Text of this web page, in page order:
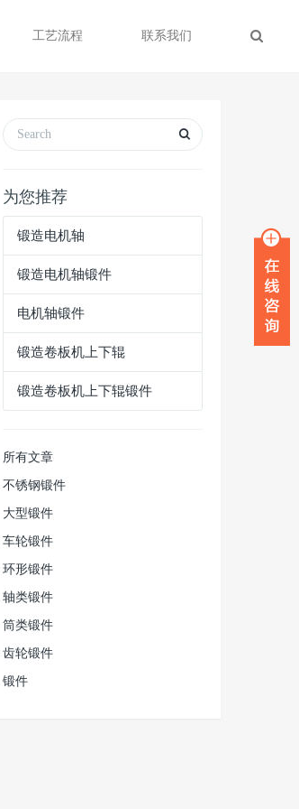
工艺流程 联系我们
为您推荐
锻造电机轴
锻造电机轴锻件
电机轴锻件
锻造卷板机上下辊
锻造卷板机上下辊锻件
所有文章
不锈钢锻件
大型锻件
车轮锻件
环形锻件
轴类锻件
筒类锻件
齿轮锻件
锻件